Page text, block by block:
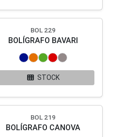
BOL 229
BOLÍGRAFO BAVARI
STOCK
BOL 219
BOLÍGRAFO CANOVA